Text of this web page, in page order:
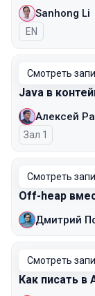
Sanhong Li
На английском
EN
Смотреть
Java в
Алексей
Зал 1
Смотреть
Off-heap
Дмитрий
Смотреть
Как писать в